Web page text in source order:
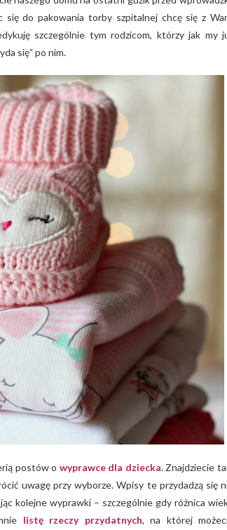
do pakowania torby szpitalnej chcę się z
szczególnie tym rodzicom, którzy jak my
się” po nim.
postów o wyprawce dla dziecka. Znajdziecie
uwagę przy wyborze. Wpisy te przydadzą się
kolejne wyprawki – szczególnie gdy różnica
listę rzeczy przydatnych, na której